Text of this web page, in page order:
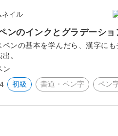
ンのインクとグラデーシ
ペンの基本を学んだら、漢字に
。
ン
初級 書道・ペン字 ペン